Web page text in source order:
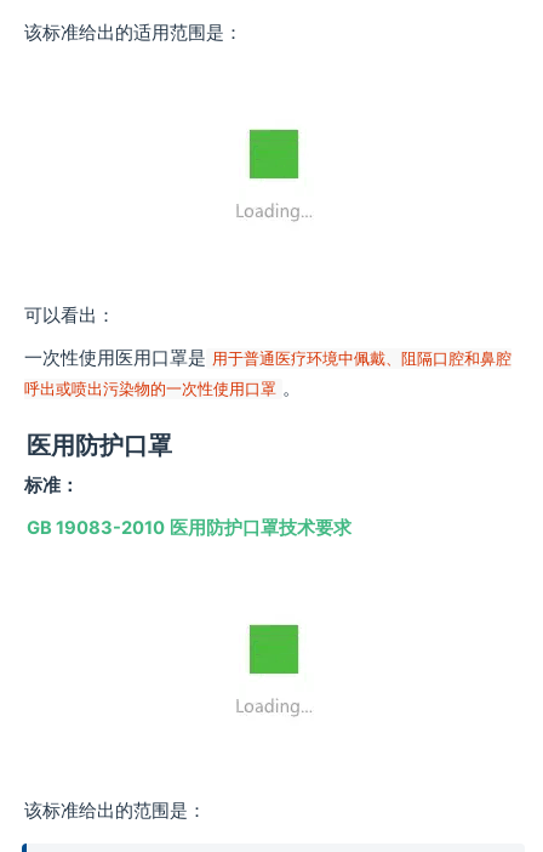
该标准给出的适用范围是：
可以看出：
一次性使用医用口罩是 用于普通医疗环境中佩戴、阻隔口腔和鼻腔
呼出或喷出污染物的一次性使用口罩 。
医用防护口罩
标准：
GB 19083-2010 医用防护口罩技术要求
该标准给出的范围是：